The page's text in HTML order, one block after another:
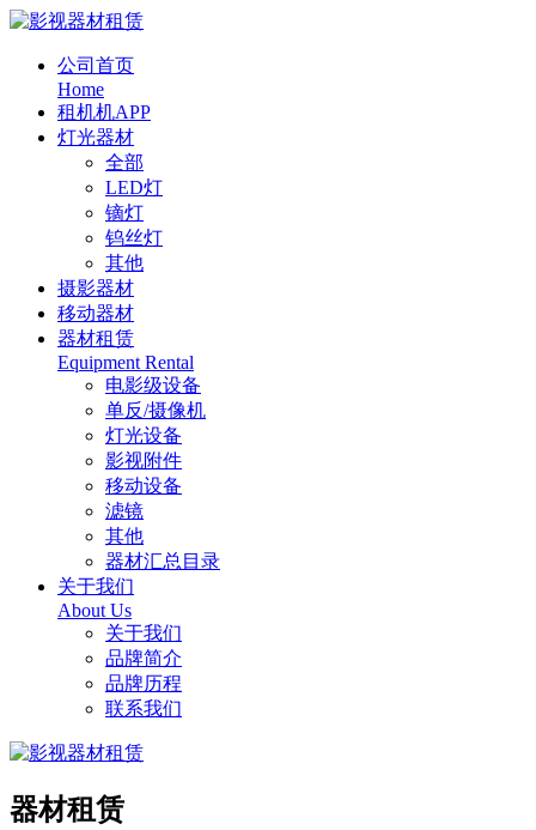
公司首页
Home
租机机APP
灯光器材
全部
LED灯
镝灯
钨丝灯
其他
摄影器材
移动器材
器材租赁
Equipment Rental
电影级设备
单反/摄像机
灯光设备
影视附件
移动设备
滤镜
其他
器材汇总目录
关于我们
About Us
关于我们
品牌简介
品牌历程
联系我们
器材租赁